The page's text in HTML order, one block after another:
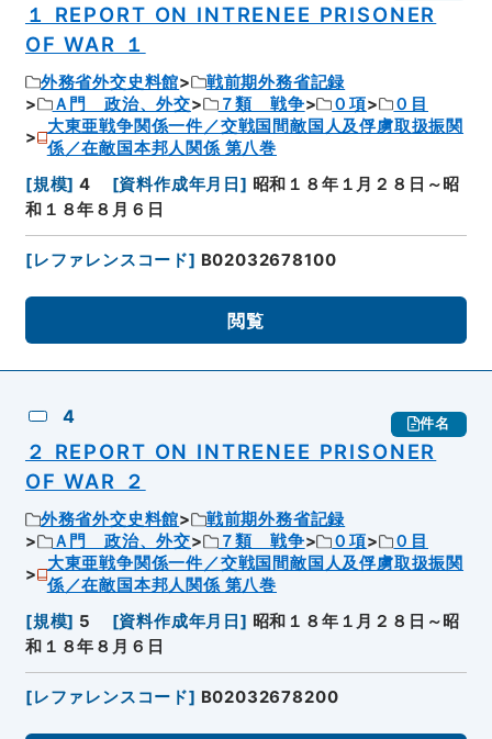
１ REPORT ON INTRENEE PRISONER
OF WAR １
外務省外交史料館
戦前期外務省記録
Ａ門 政治、外交
７類 戦争 ０項
０目
大東亜戦争関係一件／交戦国間敵国人及俘虜取扱振関
係／在敵国本邦人関係 第八巻
[規模] 4 [資料作成年月日] 昭和１８年１月２８日～昭
和１８年８月６日
[レファレンスコード] B02032678100
閲覧
4 件名
２ REPORT ON INTRENEE PRISONER
OF WAR ２
外務省外交史料館
戦前期外務省記録
Ａ門 政治、外交
７類 戦争 ０項
０目
大東亜戦争関係一件／交戦国間敵国人及俘虜取扱振関
係／在敵国本邦人関係 第八巻
[規模] 5 [資料作成年月日] 昭和１８年１月２８日～昭
和１８年８月６日
[レファレンスコード] B02032678200